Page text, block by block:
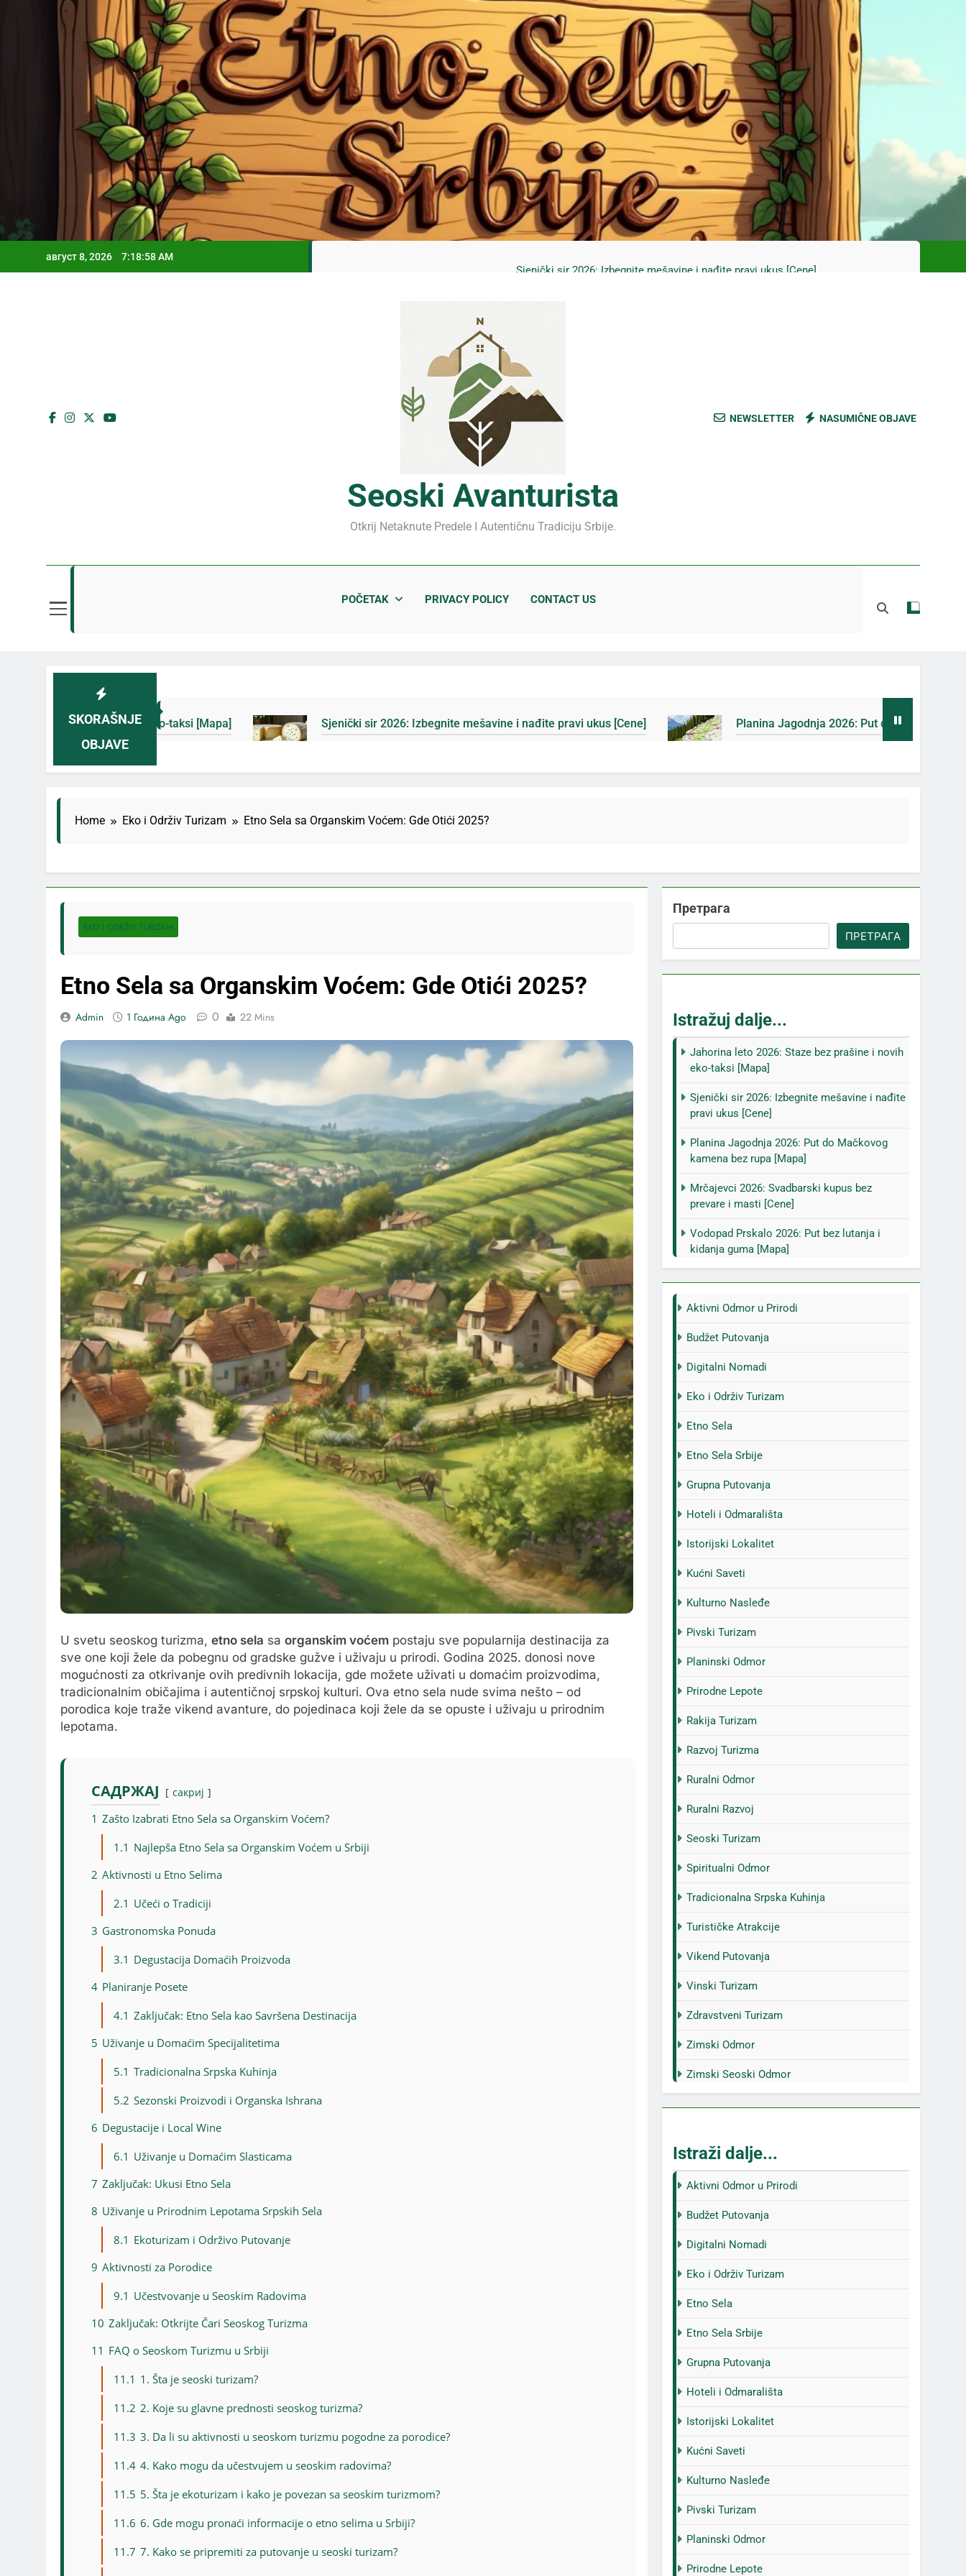
август 8, 2026 7:19:00 AM
Mrčajevci 2026: Svadbarski kupus bez prevare i masti [Cene]
Jahorina leto 2026: Staze bez prašine i novih eko-taksi [Mapa]
Sjenički sir 2026: Izbegnite mešavine i nađite pravi ukus [Cene]
Jahorina leto 2026: Staze bez prašine i novih eko-taksi [Mapa]
Sjenički sir 2026: Izbegnite mešavine i nađite pravi ukus [Cene]
Planina Jagodnja 2026: Put do Mačkovog kamena bez rupa [Mapa]
Seoski Avanturista
Otkrij Netaknute Predele I Autentičnu Tradiciju Srbije.
NEWSLETTER NASUMIČNE OBJAVE
POČETAK PRIVACY POLICY CONTACT US
SKORAŠNJE
OBJAVE
eko-taksi [Mapa] Sjenički sir 2026: Izbegnite mešavine i nađite pravi ukus [Cene] Planina Jagodnja 2026: Put do Mačkovog kamena bez rupa [Mapa]
Home Eko i Održiv Turizam Etno Sela sa Organskim Voćem: Gde Otići 2025?
EKO I ODRŽIV TURIZAM
Etno Sela sa Organskim Voćem: Gde Otići 2025?
Admin 1 Година Ago 0 22 Mins
U svetu seoskog turizma, etno sela sa organskim voćem postaju sve popularnija destinacija za
sve one koji žele da pobegnu od gradske gužve i uživaju u prirodi. Godina 2025. donosi nove
mogućnosti za otkrivanje ovih predivnih lokacija, gde možete uživati u domaćim proizvodima,
tradicionalnim običajima i autentičnoj srpskoj kulturi. Ova etno sela nude svima nešto – od
porodica koje traže vikend avanture, do pojedinaca koji žele da se opuste i uživaju u prirodnim
lepotama.
САДРЖАЈ сакриј
1 Zašto Izabrati Etno Sela sa Organskim Voćem?
1.1 Najlepša Etno Sela sa Organskim Voćem u Srbiji
2 Aktivnosti u Etno Selima
2.1 Učeći o Tradiciji
3 Gastronomska Ponuda
3.1 Degustacija Domaćih Proizvoda
4 Planiranje Posete
4.1 Zaključak: Etno Sela kao Savršena Destinacija
5 Uživanje u Domaćim Specijalitetima
5.1 Tradicionalna Srpska Kuhinja
5.2 Sezonski Proizvodi i Organska Ishrana
6 Degustacije i Local Wine
6.1 Uživanje u Domaćim Slasticama
7 Zaključak: Ukusi Etno Sela
8 Uživanje u Prirodnim Lepotama Srpskih Sela
8.1 Ekoturizam i Održivo Putovanje
9 Aktivnosti za Porodice
9.1 Učestvovanje u Seoskim Radovima
10 Zaključak: Otkrijte Čari Seoskog Turizma
11 FAQ o Seoskom Turizmu u Srbiji
11.1 1. Šta je seoski turizam?
11.2 2. Koje su glavne prednosti seoskog turizma?
11.3 3. Da li su aktivnosti u seoskom turizmu pogodne za porodice?
11.4 4. Kako mogu da učestvujem u seoskim radovima?
11.5 5. Šta je ekoturizam i kako je povezan sa seoskim turizmom?
11.6 6. Gde mogu pronaći informacije o etno selima u Srbiji?
11.7 7. Kako se pripremiti za putovanje u seoski turizam?
Претрага
ПРЕТРАГА
Istražuj dalje...
Jahorina leto 2026: Staze bez prašine i novih
eko-taksi [Mapa]
Sjenički sir 2026: Izbegnite mešavine i nađite
pravi ukus [Cene]
Planina Jagodnja 2026: Put do Mačkovog
kamena bez rupa [Mapa]
Mrčajevci 2026: Svadbarski kupus bez
prevare i masti [Cene]
Vodopad Prskalo 2026: Put bez lutanja i
kidanja guma [Mapa]
Aktivni Odmor u Prirodi
Budžet Putovanja
Digitalni Nomadi
Eko i Održiv Turizam
Etno Sela
Etno Sela Srbije
Grupna Putovanja
Hoteli i Odmarališta
Istorijski Lokalitet
Kućni Saveti
Kulturno Nasleđe
Pivski Turizam
Planinski Odmor
Prirodne Lepote
Rakija Turizam
Razvoj Turizma
Ruralni Odmor
Ruralni Razvoj
Seoski Turizam
Spiritualni Odmor
Tradicionalna Srpska Kuhinja
Turističke Atrakcije
Vikend Putovanja
Vinski Turizam
Zdravstveni Turizam
Zimski Odmor
Zimski Seoski Odmor
Istraži dalje...
Aktivni Odmor u Prirodi
Budžet Putovanja
Digitalni Nomadi
Eko i Održiv Turizam
Etno Sela
Etno Sela Srbije
Grupna Putovanja
Hoteli i Odmarališta
Istorijski Lokalitet
Kućni Saveti
Kulturno Nasleđe
Pivski Turizam
Planinski Odmor
Prirodne Lepote